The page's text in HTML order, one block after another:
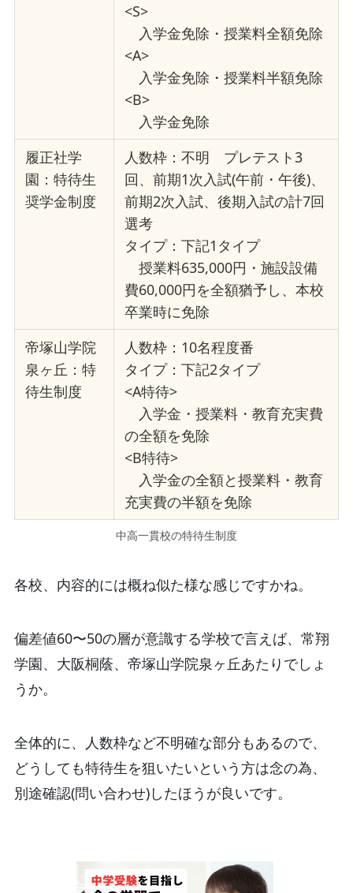
<S>
入学金免除・授業料全額免除
<A>
入学金免除・授業料半額免除
<B>
入学金免除
履正社学
園：特待生
奨学金制度
人数枠：不明 プレテスト3
回、前期1次入試(午前・午後)、
前期2次入試、後期入試の計7回
選考
タイプ：下記1タイプ
授業料635,000円・施設設備
費60,000円を全額猶予し、本校
卒業時に免除
帝塚山学院
泉ヶ丘：特
待生制度
人数枠：10名程度番
タイプ：下記2タイプ
<A特待>
入学金・授業料・教育充実費
の全額を免除
<B特待>
入学金の全額と授業料・教育
充実費の半額を免除
中高一貫校の特待生制度
各校、内容的には概ね似た様な感じですかね。
偏差値60〜50の層が意識する学校で言えば、常翔
学園、大阪桐蔭、帝塚山学院泉ヶ丘あたりでしょ
うか。
全体的に、人数枠など不明確な部分もあるので、
どうしても特待生を狙いたいという方は念の為、
別途確認(問い合わせ)したほうが良いです。